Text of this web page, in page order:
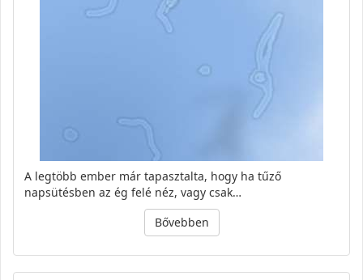
A legtöbb ember már tapasztalta, hogy ha tűző
napsütésben az ég felé néz, vagy csak…
Bővebben